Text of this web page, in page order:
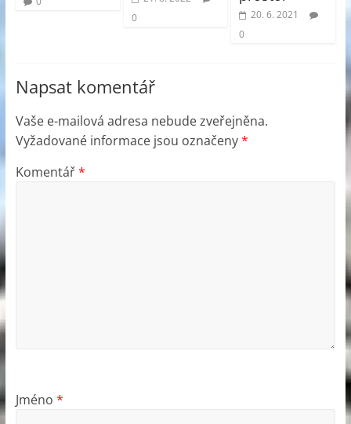
0
20. 6. 2021
0
Napsat komentář
Vaše e-mailová adresa nebude zveřejněna.
Vyžadované informace jsou označeny*
Komentář*
Jméno *